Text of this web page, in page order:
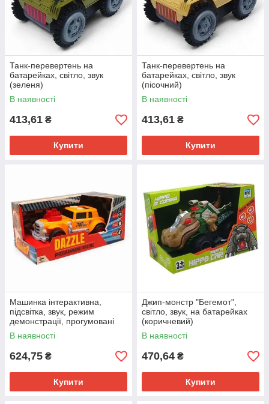
Танк-перевертень на
батарейках, світло, звук
(зеленя)
В наявності
413,61 ₴
Купити
Танк-перевертень на
батарейках, світло, звук
(пісочний)
В наявності
413,61 ₴
Купити
Машинка інтерактивна,
підсвітка, звук, режим
демонстрації, прогумовані
колеса, рухи вперед-назад
(жовта)
В наявності
624,75 ₴
Купити
Джип-монстр "Бегемот",
світло, звук, на батарейках
(коричневий)
В наявності
470,64 ₴
Купити